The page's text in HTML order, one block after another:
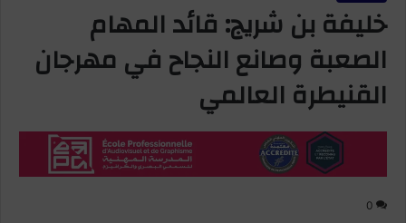
خليفة بن شريج: قائد المهام
الصعبة وصانع النجاح في مهرجان
القنيطرة العالمي
0